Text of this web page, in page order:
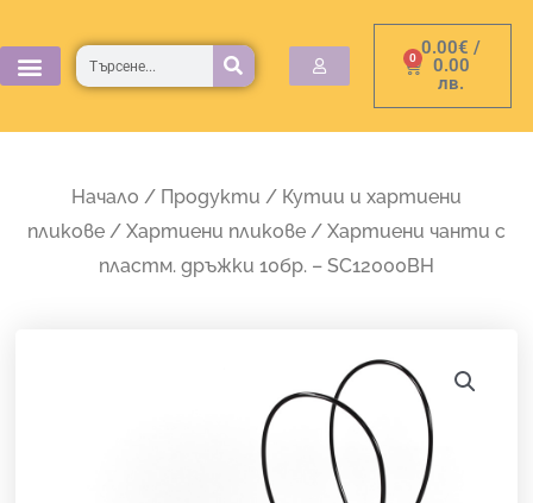
to
content
0.00€ /
0.00
лв.
0
Cart
Търсене
Начало / Продукти / Кутии и хартиени
пликове / Хартиени пликове / Хартиени чанти с
пластм. дръжки 10бр. – SC12000BH